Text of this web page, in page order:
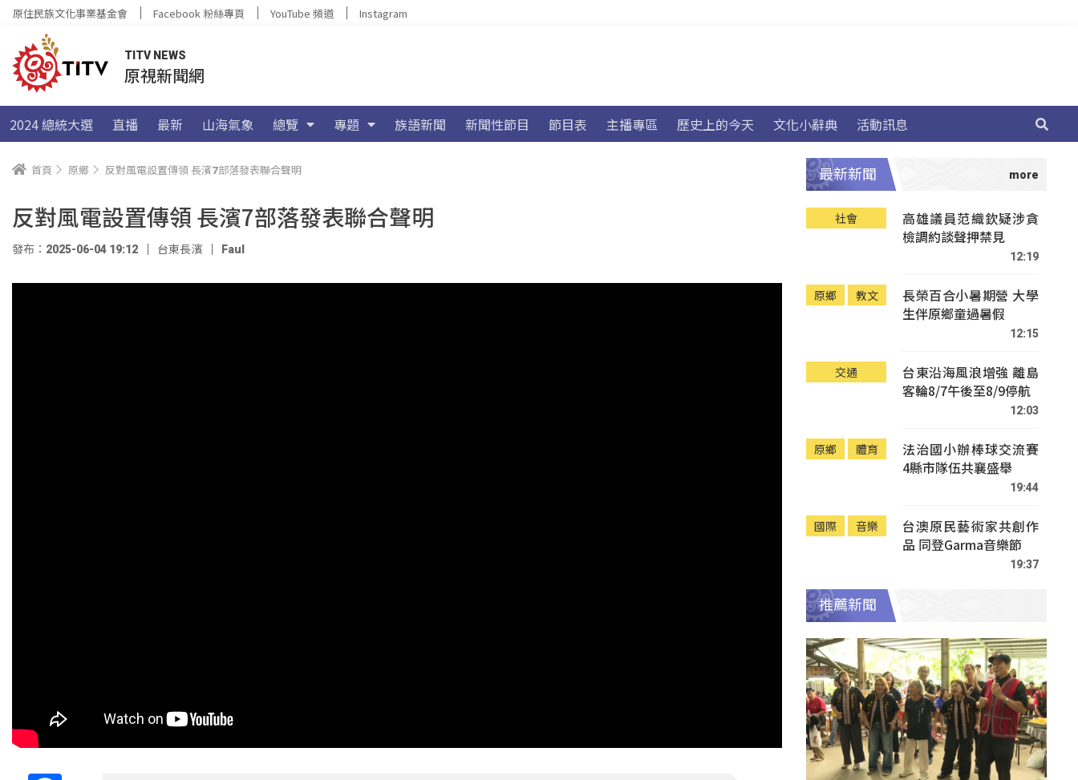
原住民族文化事業基金會 Facebook 粉絲專頁 YouTube 頻道 Instagram
TITV NEWS
原視新聞網
2024 總統大選 直播 最新 山海氣象 總覽 專題 族語新聞 新聞性節目 節目表 主播專區 歷史上的今天 文化小辭典 活動訊息
首頁 原鄉 反對風電設置傳領 長濱7部落發表聯合聲明
反對風電設置傳領 長濱7部落發表聯合聲明
發布：2025-06-04 19:12 台東長濱 Faul
最新新聞
社會
高雄議員范織欽疑涉貪
檢調約談聲押禁見
12:19
原鄉 教文
長榮百合小暑期營 大學
生伴原鄉童過暑假
12:15
交通
台東沿海風浪增強 離島
客輪8/7午後至8/9停航
12:03
原鄉 體育
法治國小辦棒球交流賽
4縣市隊伍共襄盛舉
19:44
國際 音樂
台澳原民藝術家共創作
品 同登Garma音樂節
19:37
推薦新聞